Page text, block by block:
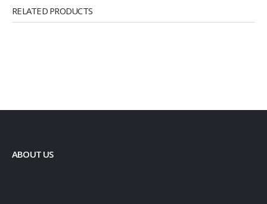
RELATED PRODUCTS
ABOUT US